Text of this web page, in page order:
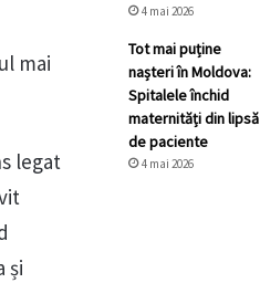
mai
legat
și
4 mai 2026
Tot mai puține
nașteri în Moldova:
Spitalele închid
maternități din lipsă
de paciente
4 mai 2026